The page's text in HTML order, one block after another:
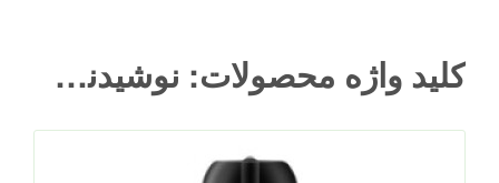
کلید واژه محصولات: نوشیدنی چیا Fresca- انرژی طبیعی